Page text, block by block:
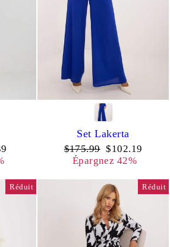
Set Lakerta
Prix
régulier
$175.99 Prix
réduit
$102.19
Épargnez 42%
Réduit Réduit